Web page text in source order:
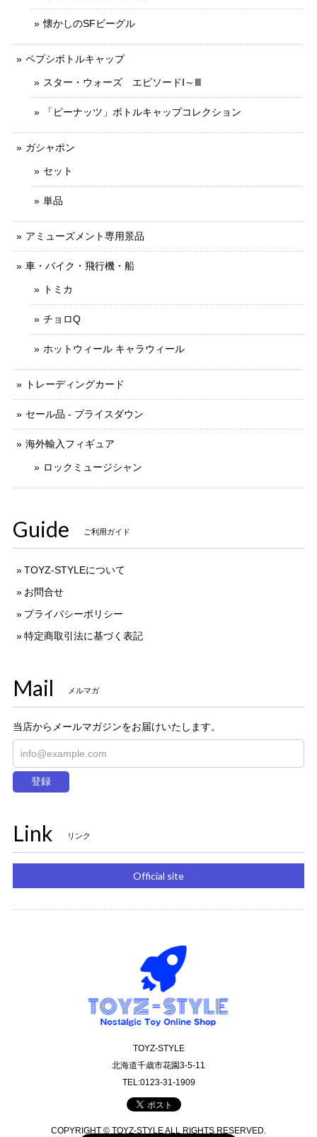
懐かしのSFビーグル
ペプシボトルキャップ
スター・ウォーズ エピソードⅠ～Ⅲ
「ピーナッツ」ボトルキャップコレクション
ガシャポン
セット
単品
アミューズメント専用景品
車・バイク・飛行機・船
トミカ
チョロQ
ホットウィール キャラウィール
トレーディングカード
セール品 - プライスダウン
海外輸入フィギュア
ロックミュージシャン
Guide ご利用ガイド
TOYZ-STYLEについて
お問合せ
プライバシーポリシー
特定商取引法に基づく表記
Mail メルマガ
当店からメールマガジンをお届けいたします。
登録
Link リンク
Official site
TOYZ-STYLE
北海道千歳市花園3-5-11
TEL:0123-31-1909
COPYRIGHT © TOYZ-STYLE ALL RIGHTS RESERVED.